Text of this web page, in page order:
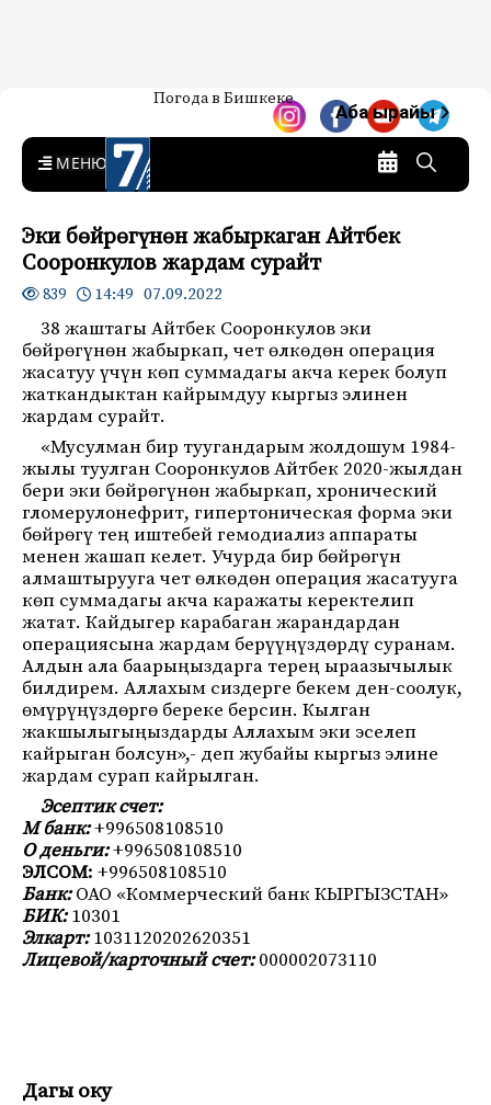
7-канал. Жаңылыктар —
Кыргызстан
Жаңылыктар — Кыргызстан
Погода в Бишкеке
Аба ырайы
MENU
Эки бөйрөгүнөн жабыркаган Айтбек
Сооронкулов жардам сурайт
839 14:49 07.09.2022
38 жаштагы Айтбек Сооронкулов эки
бөйрөгүнөн жабыркап, чет өлкөдөн операция
жасатуу үчүн көп суммадагы акча керек болуп
жаткандыктан кайрымдуу кыргыз элинен
жардам сурайт.
«Мусулман бир туугандарым жолдошум 1984-
жылы туулган Сооронкулов Айтбек 2020-жылдан
бери эки бөйрөгүнөн жабыркап, хронический
гломерулонефрит, гипертоническая форма эки
бөйрөгү тең иштебей гемодиализ аппараты
менен жашап келет. Учурда бир бөйрөгүн
алмаштырууга чет өлкөдөн операция жасатууга
көп суммадагы акча каражаты керектелип
жатат. Кайдыгер карабаган жарандардан
операциясына жардам берүүңүздөрдү суранам.
Алдын ала баарыңыздарга терең ыраазычылык
билдирем. Аллахым сиздерге бекем ден-соолук,
өмүрүңүздөргө береке берсин. Кылган
жакшылыгыңыздарды Аллахым эки эселеп
кайрыган болсун»,- деп жубайы кыргыз элине
жардам сурап кайрылган.
Эсептик счет:
М банк:+996508108510
О деньги:+996508108510
ЭЛСОМ: +996508108510
Банк: ОАО «Коммерческий банк КЫРГЫЗСТАН»
БИК:10301
Элкарт: 1031120202620351
Лицевой/карточный счет: 000002073110
Дагы оку